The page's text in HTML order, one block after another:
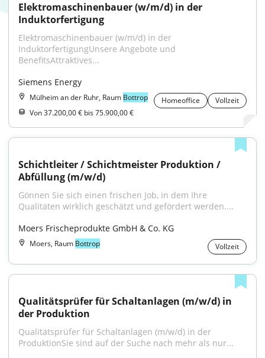
Elektromaschinenbauer (w/m/d) in der
Induktorfertigung
Elektromaschinenbauer (w/m/d) in der
InduktorfertigungUnsere Angebote und
BenefitsAttraktives...
Siemens Energy
Mülheim an der Ruhr, Raum Bottrop Homeoffice
Vollzeit
Von 37.200,00 € bis 75.900,00 €
Schichtleiter / Schichtmeister Produktion /
Abfüllung (m/w/d)
Gönnen Sie sich einen frischen Job, in dem Ihre
Qualitäten wirklich geschätzt und gefördert werden....
Moers Frischeprodukte GmbH & Co. KG
Moers, Raum Bottrop Vollzeit
Qualitätsprüfer für Schaltanlagen (m/w/d) in
der Produktion
Qualitätsprüfer für Schaltanlagen (m/w/d) in der
ProduktionSie sind auf der Suche nach mehr als nur...